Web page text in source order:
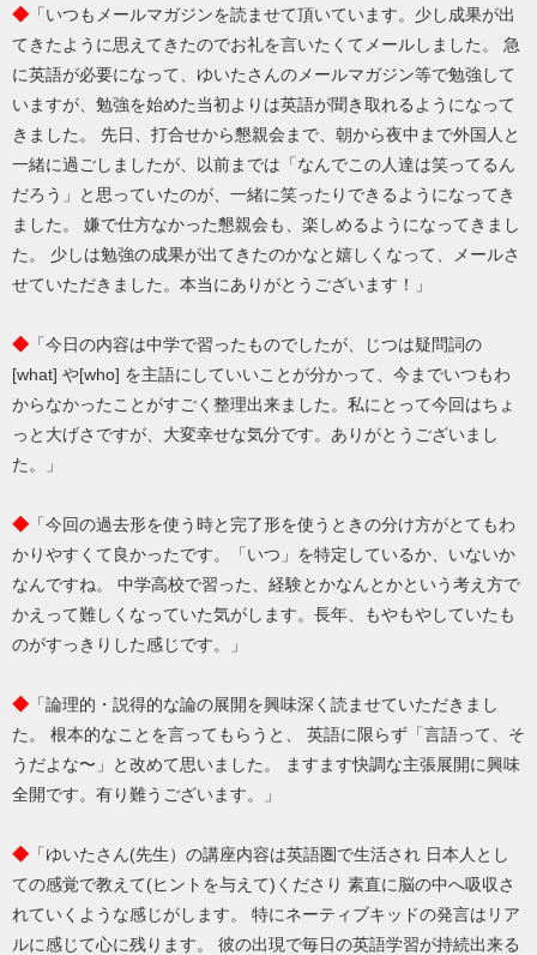
◆ 「いつもメールマガジンを読ませて頂いています。少し成果が出
てきたように思えてきたのでお礼を言いたくてメールしました。 急
に英語が必要になって、ゆいたさんのメールマガジン等で勉強して
いますが、勉強を始めた当初よりは英語が聞き取れるようになって
きました。 先日、打合せから懇親会まで、朝から夜中まで外国人と
一緒に過ごしましたが、以前までは「なんでこの人達は笑ってるん
だろう」と思っていたのが、一緒に笑ったりできるようになってき
ました。 嫌で仕方なかった懇親会も、楽しめるようになってきまし
た。 少しは勉強の成果が出てきたのかなと嬉しくなって、メールさ
せていただきました。本当にありがとうございます！」
◆ 「今日の内容は中学で習ったものでしたが、じつは疑問詞の
[what] や[who] を主語にしていいことが分かって、今までいつもわ
からなかったことがすごく整理出来ました。私にとって今回はちょ
っと大げさですが、大変幸せな気分です。ありがとうございまし
た。」
◆ 「今回の過去形を使う時と完了形を使うときの分け方がとてもわ
かりやすくて良かったです。「いつ」を特定しているか、いないか
なんですね。 中学高校で習った、経験とかなんとかという考え方で
かえって難しくなっていた気がします。長年、もやもやしていたも
のがすっきりした感じです。」
◆ 「論理的・説得的な論の展開を興味深く読ませていただきまし
た。 根本的なことを言ってもらうと、 英語に限らず「言語って、そ
うだよな〜」と改めて思いました。 ますます快調な主張展開に興味
全開です。有り難うございます。」
◆ 「ゆいたさん(先生）の講座内容は英語圏で生活され 日本人とし
ての感覚で教えて(ヒントを与えて)くださり 素直に脳の中へ吸収さ
れていくような感じがします。 特にネーティブキッドの発言はリア
ルに感じて心に残ります。 彼の出現で毎日の英語学習が持続出来る